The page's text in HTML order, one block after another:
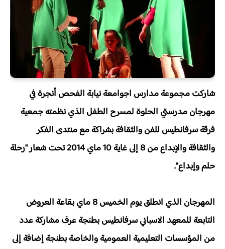
شاركت مجموعة مدارس اجوامعة نيابة الفحص أنجرة في
مهرجان مدرستي الحلوة لمسرح الطفل الذي نظمته جمعية
فرقة سرفانطيس للفن والثقافة بشراكة مع منتدى الفكر
والثقافة والإبداع من 8 إلى غاية 10 ماي 2014 تحت شعار "رحلة
حلم وإبداع".
المهرجان الذي انطلق يوم الخميس 8 ماي بقاعة العروض
التابعة للمعهد الاسباني سرفانطيس بطنجة عرف مشاركة عدد
من المؤسسات التعليمية العمومية والخاصة بطنجة إضافة إلى